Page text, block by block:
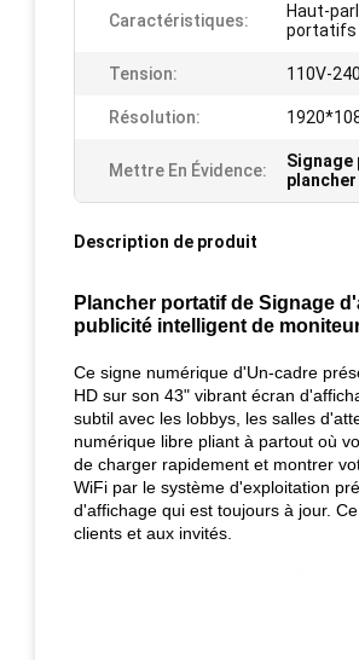
Caractéristiques:
Haut-
portatifs
Tension: 110V-
Résolution:
Mettre En Évidence:
Description de produit
Plancher portatif de Signage
publicité intelligent de
Ce signe numérique d'Un-cadre
HD sur son 43" vibrant écran
subtil avec les lobbys, les salles
numérique libre pliant à partout où
de charger rapidement et montrer
WiFi par le système d'exploitation
d'affichage qui est toujours à jour.
clients et aux invités.